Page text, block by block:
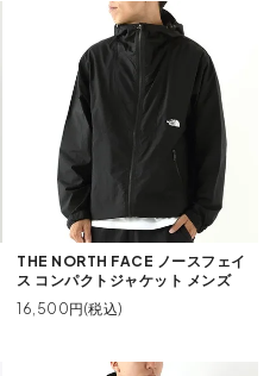
THE NORTH FACE ノースフェイ
ス コンパクトジャケット メンズ
16,500円(税込)